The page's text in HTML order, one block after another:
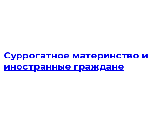
Суррогатное материнство и
иностранные граждане